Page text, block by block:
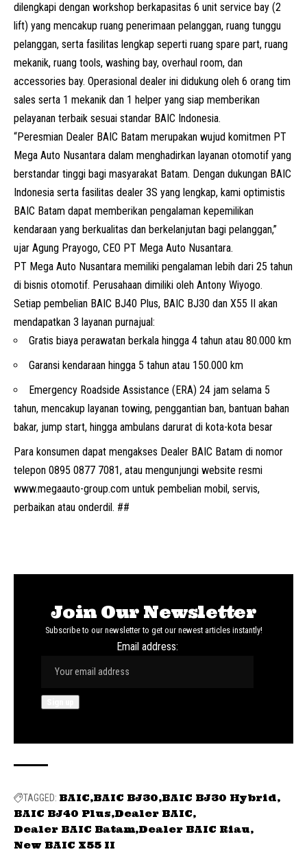
dilengkapi dengan workshop berkapasitas 6 unit service bay (2
lift) yang mencakup ruang penerimaan pelanggan, ruang tunggu
pelanggan, serta fasilitas lengkap seperti ruang spare part, ruang
mekanik, ruang tools, washing bay, overhaul room, dan
accessories bay. Operasional dealer ini didukung oleh 6 orang tim
sales serta 1 mekanik dan 1 helper yang siap memberikan
pelayanan terbaik sesuai standar BAIC Indonesia.
“Peresmian Dealer BAIC Batam merupakan wujud komitmen PT
Mega Auto Nusantara dalam menghadirkan layanan otomotif yang
berstandar tinggi bagi masyarakat Batam. Dengan dukungan BAIC
Indonesia serta fasilitas dealer 3S yang lengkap, kami optimistis
BAIC Batam dapat memberikan pengalaman kepemilikan
kendaraan yang berkualitas dan berkelanjutan bagi pelanggan,”
ujar Agung Prayogo, CEO PT Mega Auto Nusantara.
PT Mega Auto Nusantara memiliki pengalaman lebih dari 25 tahun
di bisnis otomotif. Perusahaan dimiliki oleh Antony Wiyogo.
Setiap pembelian BAIC BJ40 Plus, BAIC BJ30 dan X55 II akan
mendapatkan 3 layanan purnajual:
Gratis biaya perawatan berkala hingga 4 tahun atau 80.000 km
Garansi kendaraan hingga 5 tahun atau 150.000 km
Emergency Roadside Assistance (ERA) 24 jam selama 5
tahun, mencakup layanan towing, penggantian ban, bantuan bahan
bakar, jump start, hingga ambulans darurat di kota-kota besar
Para konsumen dapat mengakses Dealer BAIC Batam di nomor
telepon 0895 0877 7081, atau mengunjungi website resmi
www.megaauto-group.com untuk pembelian mobil, servis,
perbaikan atau onderdil. ##
Join Our Newsletter
Subscribe to our newsletter to get our newest articles instantly!
Email address:
TAGGED: BAIC BAIC BJ30 BAIC BJ30 Hybrid
BAIC BJ40 Plus Dealer BAIC
Dealer BAIC Batam Dealer BAIC Riau
New BAIC X55 II